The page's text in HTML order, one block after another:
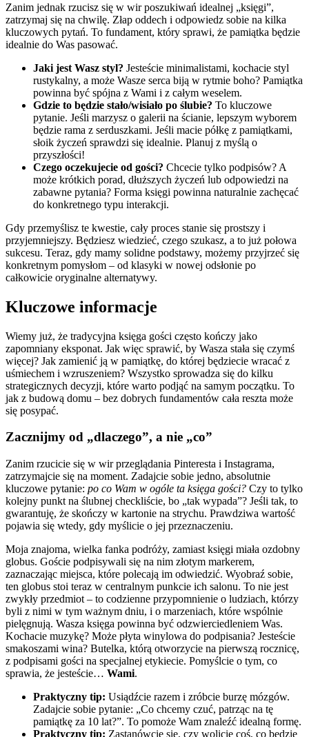
Zanim jednak rzucisz się w wir poszukiwań idealnej „księgi”,
zatrzymaj się na chwilę. Złap oddech i odpowiedz sobie na kilka
kluczowych pytań. To fundament, który sprawi, że pamiątka będzie
idealnie do Was pasować.
Jaki jest Wasz styl? Jesteście minimalistami, kochacie styl
rustykalny, a może Wasze serca biją w rytmie boho? Pamiątka
powinna być spójna z Wami i z całym weselem.
Gdzie to będzie stało/wisiało po ślubie? To kluczowe
pytanie. Jeśli marzysz o galerii na ścianie, lepszym wyborem
będzie rama z serduszkami. Jeśli macie półkę z pamiątkami,
słoik życzeń sprawdzi się idealnie. Planuj z myślą o
przyszłości!
Czego oczekujecie od gości? Chcecie tylko podpisów? A
może krótkich porad, dłuższych życzeń lub odpowiedzi na
zabawne pytania? Forma księgi powinna naturalnie zachęcać
do konkretnego typu interakcji.
Gdy przemyślisz te kwestie, cały proces stanie się prostszy i
przyjemniejszy. Będziesz wiedzieć, czego szukasz, a to już połowa
sukcesu. Teraz, gdy mamy solidne podstawy, możemy przyjrzeć się
konkretnym pomysłom – od klasyki w nowej odsłonie po
całkowicie oryginalne alternatywy.
Kluczowe informacje
Wiemy już, że tradycyjna księga gości często kończy jako
zapomniany eksponat. Jak więc sprawić, by Wasza stała się czymś
więcej? Jak zamienić ją w pamiątkę, do której będziecie wracać z
uśmiechem i wzruszeniem? Wszystko sprowadza się do kilku
strategicznych decyzji, które warto podjąć na samym początku. To
jak z budową domu – bez dobrych fundamentów cała reszta może
się posypać.
Zacznijmy od „dlaczego”, a nie „co”
Zanim rzucicie się w wir przeglądania Pinteresta i Instagrama,
zatrzymajcie się na moment. Zadajcie sobie jedno, absolutnie
kluczowe pytanie: po co Wam w ogóle ta księga gości? Czy to tylko
kolejny punkt na ślubnej checkliście, bo „tak wypada”? Jeśli tak, to
gwarantuję, że skończy w kartonie na strychu. Prawdziwa wartość
pojawia się wtedy, gdy myślicie o jej przeznaczeniu.
Moja znajoma, wielka fanka podróży, zamiast księgi miała ozdobny
globus. Goście podpisywali się na nim złotym markerem,
zaznaczając miejsca, które polecają im odwiedzić. Wyobraź sobie,
ten globus stoi teraz w centralnym punkcie ich salonu. To nie jest
zwykły przedmiot – to codzienne przypomnienie o ludziach, którzy
byli z nimi w tym ważnym dniu, i o marzeniach, które wspólnie
pielęgnują. Wasza księga powinna być odzwierciedleniem Was.
Kochacie muzykę? Może płyta winylowa do podpisania? Jesteście
smakoszami wina? Butelka, którą otworzycie na pierwszą rocznicę,
z podpisami gości na specjalnej etykiecie. Pomyślcie o tym, co
sprawia, że jesteście… Wami.
Praktyczny tip: Usiądźcie razem i zróbcie burzę mózgów.
Zadajcie sobie pytanie: „Co chcemy czuć, patrząc na tę
pamiątkę za 10 lat?”. To pomoże Wam znaleźć idealną formę.
Praktyczny tip: Zastanówcie się, czy wolicie coś, co będzie